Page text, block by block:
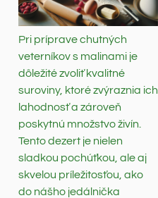
Pri príprave chutných
veterníkov s malinami je
dôležité zvoliť kvalitné
suroviny, ktoré zvýraznia ich
lahodnosť a zároveň
poskytnú množstvo živín.
Tento dezert je nielen
sladkou pochúťkou, ale aj
skvelou príležitosťou, ako
do nášho jedálnička